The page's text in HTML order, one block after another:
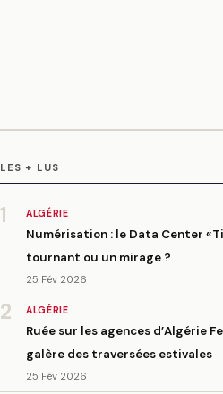
LES + LUS
1 ALGÉRIE
Numérisation : le Data Center
tournant ou un mirage ?
25 Fév 2026
2 ALGÉRIE
Ruée sur les agences d’Algérie
galère des traversées estivales
25 Fév 2026